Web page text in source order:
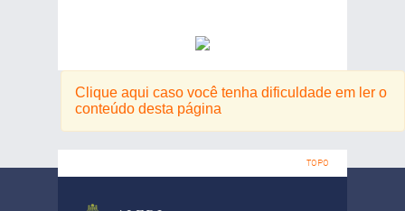
Clique aqui caso você tenha dificuldade em ler o
conteúdo desta página
TOPO